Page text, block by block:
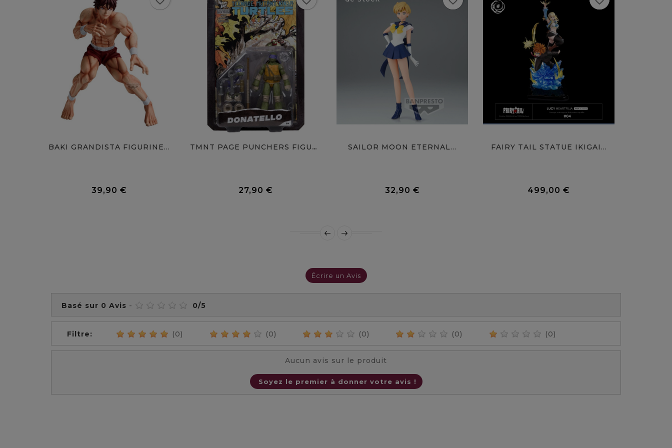
BAKI GRANDISTA FIGURINE...
39,90 €
TMNT PAGE PUNCHERS FIGURINE...
27,90 €
SAILOR MOON ETERNAL...
32,90 €
FAIRY TAIL STATUE IKIGAI...
499,00 €
Écrire un Avis
Basé sur 0 Avis - 0/5
Filtre: (0) (0) (0) (0) (0)
Aucun avis sur le produit
Soyez le premier à donner votre avis !